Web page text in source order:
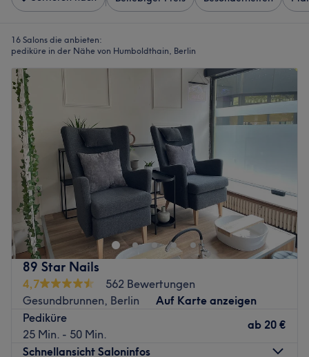
16 Salons die anbieten:
pediküre in der Nähe von Humboldthain, Berlin
89 Star Nails
4,7
562 Bewertungen
Gesundbrunnen, Berlin
Auf Karte anzeigen
Pediküre
25 Min. - 50 Min.
ab 20 €
Schnellansicht Saloninfos